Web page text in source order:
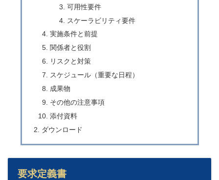
可用性要件
スケーラビリティ要件
実施条件と前提
関係者と役割
リスクと対策
スケジュール（重要な日程）
成果物
その他の注意事項
添付資料
ダウンロード
要求定義書